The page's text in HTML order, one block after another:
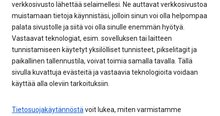
verkkosivusto lähettää selaimellesi. Ne auttavat verkkosivustoa
muistamaan tietoja käynnistäsi, jolloin sinun voi olla helpompaa
palata sivustolle ja siitä voi olla sinulle enemmän hyötyä.
Vastaavat teknologiat, esim. sovelluksen tai laitteen
tunnistamiseen käytetyt yksilölliset tunnisteet, pikselitagit ja
paikallinen tallennustila, voivat toimia samalla tavalla. Tällä
sivulla kuvattuja evästeitä ja vastaavia teknologioita voidaan
käyttää alla oleviin tarkoituksiin.
Tietosuojakäytännöstävoit lukea, miten varmistamme